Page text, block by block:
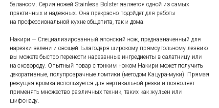
балансом. Серия ножей Stainless Bolster является одной из самых
практичных и надежных. Она прекрасно подойдет для работы
на профессиональной кухне общепита, так и дома.
Накири — Специализированный японский нож, предназначенный для
нарезки зелени и овощей. Благодаря широкому прямоугольному лезвию
вы можете быстро перенести нарезанные ингредиенты в салатницу или
на сковороду. Опытный повар с тонким ножом Накири может получить
декоративные, полупрозрачные ломтики (методом Кацура-муки). Прямая
режущая кромка используется для вертикальной резки и позволяет
применять множество различных техник, таких как жульен или
шифонаду.